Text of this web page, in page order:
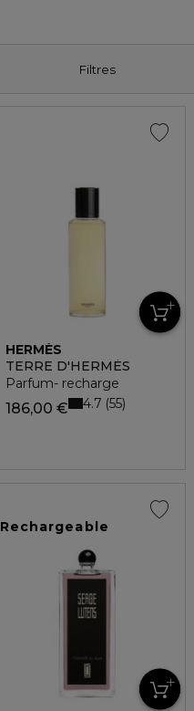
Filtres
HERMÈS
TERRE D'HERMÈS
Parfum- recharge
186,00 € 4.7 55
Rechargeable